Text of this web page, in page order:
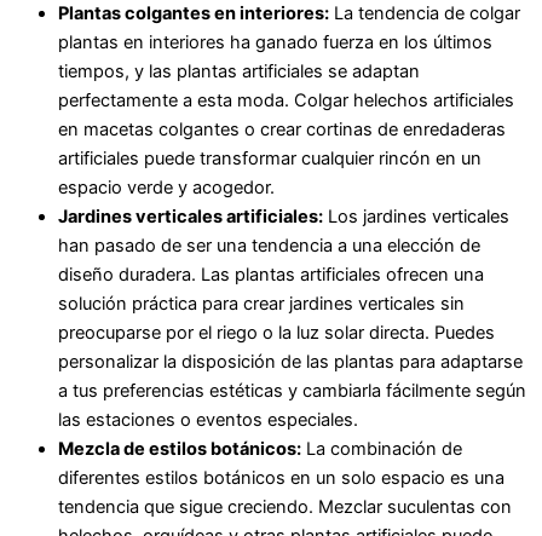
Plantas colgantes en interiores: La tendencia de colgar
plantas en interiores ha ganado fuerza en los últimos
tiempos, y las plantas artificiales se adaptan
perfectamente a esta moda. Colgar helechos artificiales
en macetas colgantes o crear cortinas de enredaderas
artificiales puede transformar cualquier rincón en un
espacio verde y acogedor.
Jardines verticales artificiales: Los jardines verticales
han pasado de ser una tendencia a una elección de
diseño duradera. Las plantas artificiales ofrecen una
solución práctica para crear jardines verticales sin
preocuparse por el riego o la luz solar directa. Puedes
personalizar la disposición de las plantas para adaptarse
a tus preferencias estéticas y cambiarla fácilmente según
las estaciones o eventos especiales.
Mezcla de estilos botánicos: La combinación de
diferentes estilos botánicos en un solo espacio es una
tendencia que sigue creciendo. Mezclar suculentas con